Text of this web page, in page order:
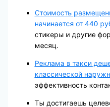
Стоимость
начинается от 440
стикеры и другие
месяц.
Реклама в такси
классической
эффективность
Ты достигаешь